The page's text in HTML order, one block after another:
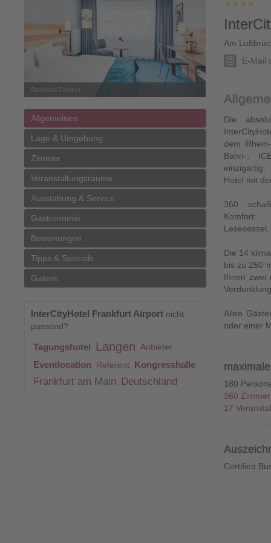
Standard Zimmer
Allgemeines
Lage & Umgebung
Zimmer
Veranstaltungsräume
Ausstattung & Service
Gastronomie
Bewertungen
Tipps & Specials
Galerie
InterCityHotel Frankfurt Airport nicht
passend?
Tagungshotel Langen Anbieter
Eventlocation Referent Kongresshalle
Frankfurt am Main Deutschland
Am
E-Mail
Die
dem
Bahn-,
Hotel mit
360
Komfort:
Die 14
bis zu 250
Ihnen zwei
Allen
oder einer
180
360 Zimmer
17
Certified